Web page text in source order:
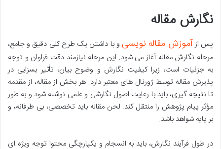
نگارش مقاله
پس ازآموزش مقاله نویسیو با داشتن یک طرح کلی دقیق و جامع،
مرحله نگارش مقاله آغاز می شود. این مرحله نیازمند دقت فراوان و توجه
به جزئیات است، زیرا کیفیت نگارش و وضوح بیان، تأثیر بسزایی در
پذیرش مقاله توسط ژورنال های معتبر دارد. هر بخش از مقاله، از مقدمه
تا نتیجه گیری، باید با رعایت اصول نگارشی و علمی نوشته شود و به طور
مؤثر پیام پژوهش را منتقل کند. لحن مقاله باید تخصصی، بی طرفانه، و
بر پایه شواهد باشد.
در طول فرآیند نگارش، باید به انسجام و یکپارچگی محتوا توجه ویژه ای